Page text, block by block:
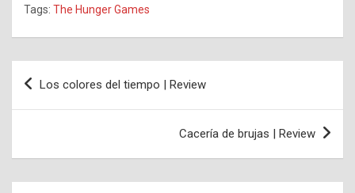
Tags: The Hunger Games
Navegación
de
Los colores del tiempo | Review
Cacería de brujas | Review